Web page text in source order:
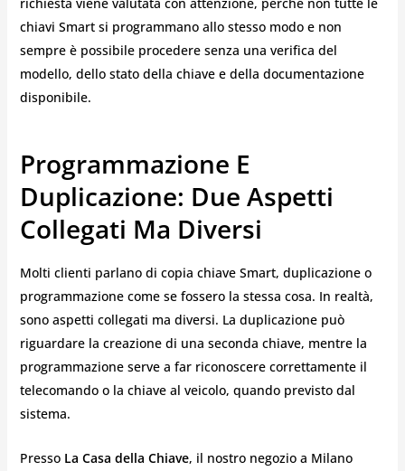
chiavi Smart si programmano allo stesso modo e non
sempre è possibile procedere senza una verifica del
modello, dello stato della chiave e della documentazione
disponibile.
Programmazione E
Duplicazione: Due Aspetti
Collegati Ma Diversi
Molti clienti parlano di copia chiave Smart, duplicazione o
programmazione come se fossero la stessa cosa. In realtà,
sono aspetti collegati ma diversi. La duplicazione può
riguardare la creazione di una seconda chiave, mentre la
programmazione serve a far riconoscere correttamente il
telecomando o la chiave al veicolo, quando previsto dal
sistema.
Presso La Casa della Chiave, il nostro negozio a Milano